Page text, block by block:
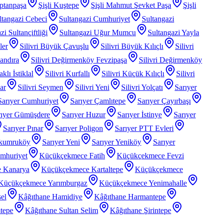
Şişli Kuştepe Şişli Mahmut Şevket Paşa
Şişli
Cebeci Sultangazi Cumhuriyet
Sultangazi
Sultançiftliği Sultangazi Uğur Mumcu
Sultangazi Yayla
Silivri Büyük Çavuşlu Silivri Büyük Kılıçlı
Silivri
Silivri Değirmenköy Fevzipaşa
Silivri Değirmenköy
İstiklal Silivri Kurfallı Silivri Küçük Kılıçlı
Silivri
Silivri Seymen Silivri Yeni Silivri Yolçatı
Sarıyer
Cumhuriyet Sarıyer Çamlıtepe
Sarıyer Çayırbaşı
Gümüşdere Sarıyer Huzur Sarıyer İstinye
Sarıyer
Sarıyer Pınar Sarıyer Poligon
Sarıyer PTT Evleri
Sarıyer Yeni Sarıyer Yeniköy
Sarıyer
Küçükçekmece Fatih
Küçükçekmece Fevzi
Kanarya Küçükçekmece Kartaltepe
Küçükçekmece
Yarımburgaz
Küçükçekmece Yenimahalle
Kâğıthane Hamidiye
Kâğıthane Harmantepe
Kâğıthane Sultan Selim
Kâğıthane Şirintepe